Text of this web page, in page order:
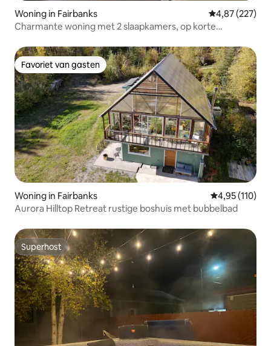
Woning in Fairbanks Gemiddelde
4,87 (227)
Charmante woning met 2 slaapkamers, op korte
Favoriet van gasten
Favoriet van gasten
Woning in Fairbanks Gemiddelde
4,95 (110)
Aurora Hilltop Retreat rustige boshuis met bubbelbad
Superhost
Superhost